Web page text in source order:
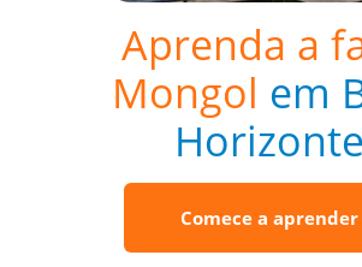
Aprenda a
Mongol em
Horizonte
Comece a aprender